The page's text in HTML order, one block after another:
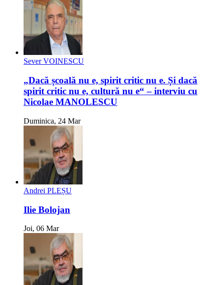
Sever VOINESCU
„Dacă școală nu e, spirit critic nu e. Și dacă
spirit critic nu e, cultură nu e“ – interviu cu
Nicolae MANOLESCU
Duminica, 24 Mar
Andrei PLEȘU
Ilie Bolojan
Joi, 06 Mar